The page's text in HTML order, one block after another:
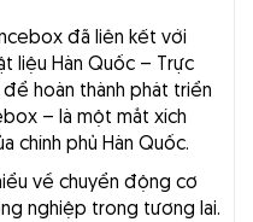
đã liên kết với
liệu Hàn Quốc – Trực
hoàn thành phát triển
– là một mắt xích
chính phủ Hàn Quốc.
về chuyển động cơ
nghiệp trong tương lai.